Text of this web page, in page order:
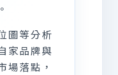
圖等分析
家品牌與
場落點，